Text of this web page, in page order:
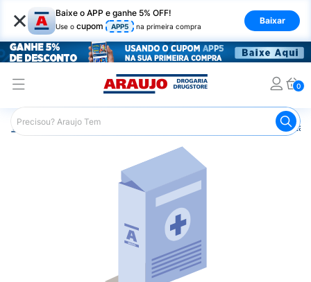
× Baixe o APP e ganhe 5% OFF!
Use o cupom APP5 na primeira compra
Baixar
0
Araujo Saúde e Bem Estar